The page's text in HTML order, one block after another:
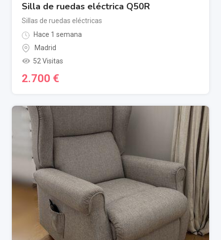
Silla de ruedas eléctrica Q50R
Sillas de ruedas eléctricas
Hace 1 semana
Madrid
52 Visitas
2.700 €